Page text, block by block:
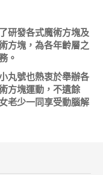
研發各式魔術方塊及
方塊，為各年齡層之
。
丸號也熱衷於舉辦各
方塊運動，不遺餘
老少一同享受動腦解